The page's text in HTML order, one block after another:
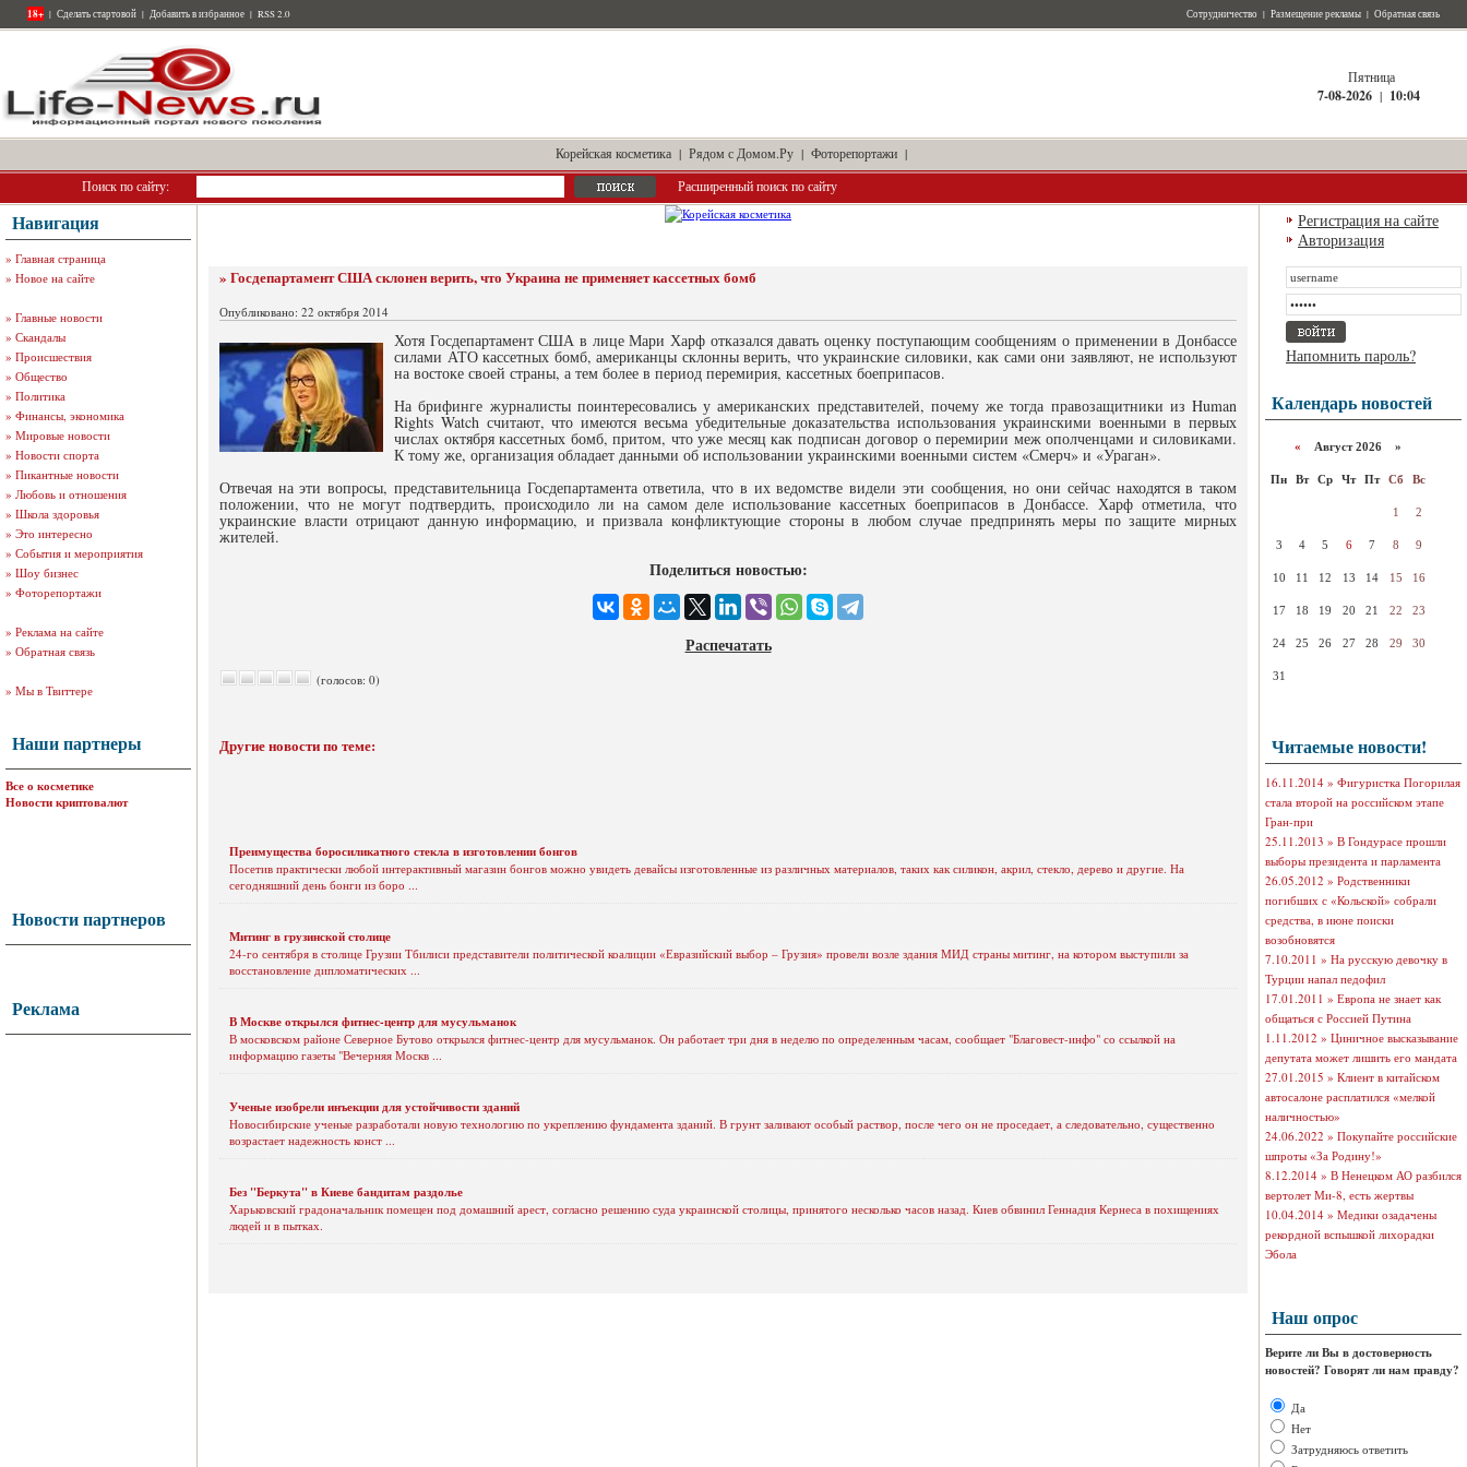
18+ | Сделать стартовой | Добавить в избранное | RSS 2.0 Сотрудничество | Размещение рекламы | Обратная связь
Пятница
7-08-2026 | 10:04
Корейская косметика | Рядом с Домом.Ру | Фоторепортажи |
Поиск по сайту:
Расширенный поиск по сайту
Навигация
» Главная страница
» Новое на сайте
» Главные новости
» Скандалы
» Происшествия
» Общество
» Политика
» Финансы, экономика
» Мировые новости
» Новости спорта
» Пикантные новости
» Любовь и отношения
» Школа здоровья
» Это интересно
» События и мероприятия
» Шоу бизнес
» Фоторепортажи
» Реклама на сайте
» Обратная связь
» Мы в Твиттере
Наши партнеры
Все о косметике
Новости криптовалют
Новости партнеров
Реклама
» Госдепартамент США склонен верить, что Украина не применяет кассетных бомб
Опубликовано: 22 октября 2014
Хотя Госдепартамент США в лице Мари Харф отказался давать оценку поступающим сообщениям о применении в Донбассе
силами АТО кассетных бомб, американцы склонны верить, что украинские силовики, как сами они заявляют, не используют
на востоке своей страны, а тем более в период перемирия, кассетных боеприпасов.
На брифинге журналисты поинтересовались у американских представителей, почему же тогда правозащитники из Human
Rights Watch считают, что имеются весьма убедительные доказательства использования украинскими военными в первых
числах октября кассетных бомб, притом, что уже месяц как подписан договор о перемирии меж ополченцами и силовиками.
К тому же, организация обладает данными об использовании украинскими военными систем «Смерч» и «Ураган».
Отвечая на эти вопросы, представительница Госдепартамента ответила, что в их ведомстве видели эти сообщения, но они сейчас находятся в таком
положении, что не могут подтвердить, происходило ли на самом деле использование кассетных боеприпасов в Донбассе. Харф отметила, что
украинские власти отрицают данную информацию, и призвала конфликтующие стороны в любом случае предпринять меры по защите мирных
жителей.
Поделиться новостью:
Распечатать
(голосов: 0)
Другие новости по теме:
Преимущества боросиликатного стекла в изготовлении бонгов
Посетив практически любой интерактивный магазин бонгов можно увидеть девайсы изготовленные из различных материалов, таких как силикон, акрил, стекло, дерево и другие. На
сегодняшний день бонги из боро ...
Митинг в грузинской столице
24-го сентября в столице Грузии Тбилиси представители политической коалиции «Евразийский выбор – Грузия» провели возле здания МИД страны митинг, на котором выступили за
восстановление дипломатических ...
В Москве открылся фитнес-центр для мусульманок
В московском районе Северное Бутово открылся фитнес-центр для мусульманок. Он работает три дня в неделю по определенным часам, сообщает "Благовест-инфо" со ссылкой на
информацию газеты "Вечерняя Москв ...
Ученые изобрели инъекции для устойчивости зданий
Новосибирские ученые разработали новую технологию по укреплению фундамента зданий. В грунт заливают особый раствор, после чего он не проседает, а следовательно, существенно
возрастает надежность конст ...
Без "Беркута" в Киеве бандитам раздолье
Харьковский градоначальник помещен под домашний арест, согласно решению суда украинской столицы, принятого несколько часов назад. Киев обвинил Геннадия Кернеса в похищениях
людей и в пытках.
Регистрация на сайте
Авторизация
Напомнить пароль?
Календарь новостей
« Август 2026 »
Пн Вт Ср Чт Пт Сб Вс
1 2
3 4 5 6 7 8 9
10 11 12 13 14 15 16
17 18 19 20 21 22 23
24 25 26 27 28 29 30
31
Читаемые новости!
16.11.2014 » Фигуристка Погорилая
стала второй на российском этапе
Гран-при
25.11.2013 » В Гондурасе прошли
выборы президента и парламента
26.05.2012 » Родственники
погибших с «Кольской» собрали
средства, в июне поиски
возобновятся
7.10.2011 » На русскую девочку в
Турции напал педофил
17.01.2011 » Европа не знает как
общаться с Россией Путина
1.11.2012 » Циничное высказывание
депутата может лишить его мандата
27.01.2015 » Клиент в китайском
автосалоне расплатился «мелкой
наличностью»
24.06.2022 » Покупайте российские
шпроты «За Родину!»
8.12.2014 » В Ненецком АО разбился
вертолет Ми-8, есть жертвы
10.04.2014 » Медики озадачены
рекордной вспышкой лихорадки
Эбола
Наш опрос
Верите ли Вы в достоверность
новостей? Говорят ли нам правду?
Да
Нет
Затрудняюсь ответить